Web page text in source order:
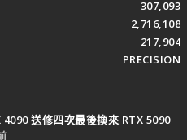
307,093
2,716,108
217,904
PRECISION
送修四次最後換來 RTX 5090